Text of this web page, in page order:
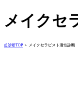
メイクセ
超診断TOP ＞ メイクセラピスト適性診断